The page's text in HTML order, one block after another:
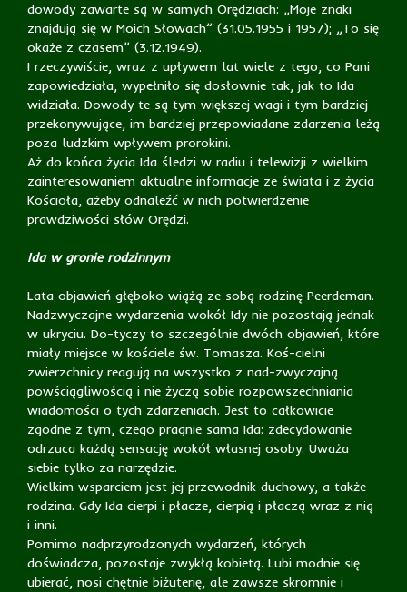
dowody zawarte są w samych Orędziach: „Moje znaki
znajdują się w Moich Słowach” (31.05.1955 i 1957); „To się
okaże z czasem” (3.12.1949).
I rzeczywiście, wraz z upływem lat wiele z tego, co Pani
zapowiedziała, wypełniło się dosłownie tak, jak to Ida
widziała. Dowody te są tym większej wagi i tym bardziej
przekonywujące, im bardziej przepowiadane zdarzenia leżą
poza ludzkim wpływem prorokini.
Aż do końca życia Ida śledzi w radiu i telewizji z wielkim
zainteresowaniem aktualne informacje ze świata i z życia
Kościoła, ażeby odnaleźć w nich potwierdzenie
prawdziwości słów Orędzi.
Ida w gronie rodzinnym
Lata objawień głęboko wiążą ze sobą rodzinę Peerdeman.
Nadzwyczajne wydarzenia wokół Idy nie pozostają jednak
w ukryciu. Do-tyczy to szczególnie dwóch objawień, które
miały miejsce w kościele św. Tomasza. Koś-cielni
zwierzchnicy reagują na wszystko z nad-zwyczajną
powściągliwością i nie życzą sobie rozpowszechniania
wiadomości o tych zdarzeniach. Jest to całkowicie
zgodne z tym, czego pragnie sama Ida: zdecydowanie
odrzuca każdą sensację wokół własnej osoby. Uważa
siebie tylko za narzędzie.
Wielkim wsparciem jest jej przewodnik duchowy, a także
rodzina. Gdy Ida cierpi i płacze, cierpią i płaczą wraz z nią
i inni.
Pomimo nadprzyrodzonych wydarzeń, których
doświadcza, pozostaje zwykłą kobietą. Lubi modnie się
ubierać, nosi chętnie biżuterię, ale zawsze skromnie i